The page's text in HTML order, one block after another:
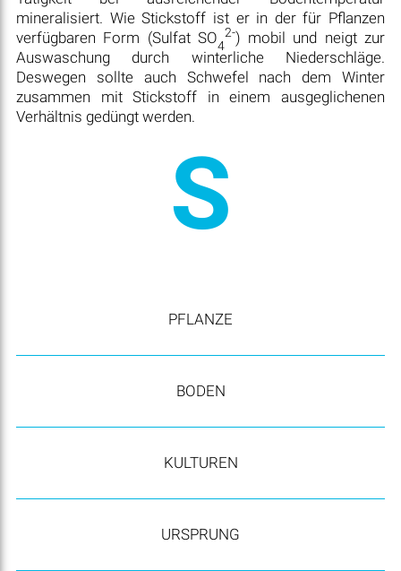
mineralisiert. Wie Stickstoff ist er in der für Pflanzen
verfügbaren Form (Sulfat SO4
2-) mobil und neigt zur
Auswaschung durch winterliche Niederschläge.
Deswegen sollte auch Schwefel nach dem Winter
zusammen mit Stickstoff in einem ausgeglichenen
Verhältnis gedüngt werden.
S
PFLANZE
BODEN
KULTUREN
URSPRUNG